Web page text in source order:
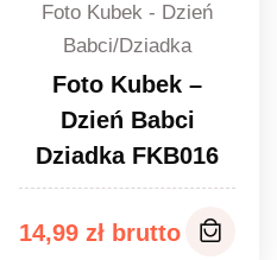
Foto Kubek - Dzień
Babci/Dziadka
Foto Kubek –
Dzień Babci
Dziadka FKB016
14,99 zł